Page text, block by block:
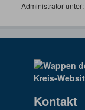
Administrator unter:
Kontakt